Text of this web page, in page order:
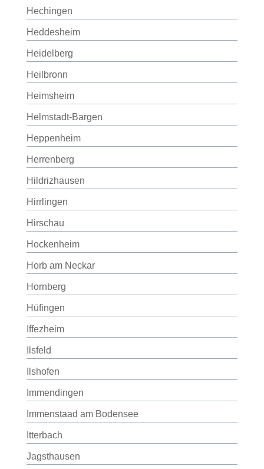
Hechingen
Heddesheim
Heidelberg
Heilbronn
Heimsheim
Helmstadt-Bargen
Heppenheim
Herrenberg
Hildrizhausen
Hirrlingen
Hirschau
Hockenheim
Horb am Neckar
Hornberg
Hüfingen
Iffezheim
Ilsfeld
Ilshofen
Immendingen
Immenstaad am Bodensee
Itterbach
Jagsthausen